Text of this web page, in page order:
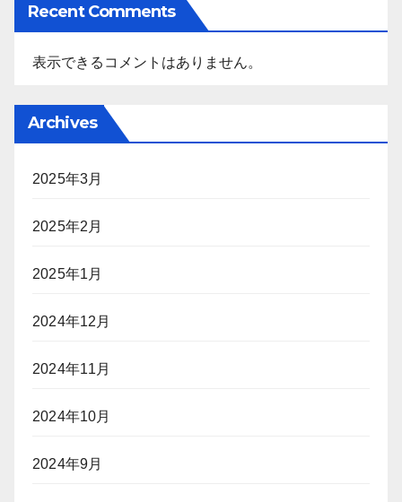
Recent Comments
表示できるコメントはありません。
Archives
2025年3月
2025年2月
2025年1月
2024年12月
2024年11月
2024年10月
2024年9月